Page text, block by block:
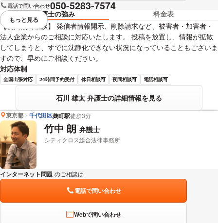
電話で問い合わせ050-5283-7574
弁護士の強み
料金表
【初回無料相談】 発信者情報開示、削除請求など、被害者・加害者・
法人企業からのご相談に対応いたします。 投稿を放置し、情報が拡散
してしまうと、すでに沈静化できない状況になっていることもございま
すので、早めにご相談ください。
対応体制
全国出張対応 24時間予約受付 休日相談可 夜間相談可 電話相談可
石川 雄太 弁護士の詳細情報を見る
視覚的に省略されている要素を
もっと見る
東京都 千代田区麹町駅徒歩3分
竹中 朗 弁護士
シティクロス総合法律事務所
インターネット問題 のご相談は
電話で問い合わせ
Webで問い合わせ